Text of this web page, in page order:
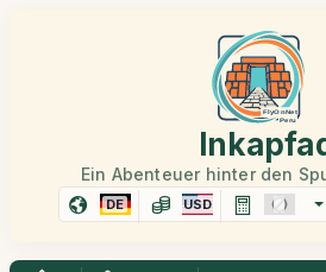
Ein Abenteuer hinter den
DE USD